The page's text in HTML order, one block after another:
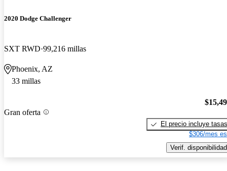
2020 Dodge Challenger
SXT RWD 99,216 millas
Phoenix, AZ
33 millas
Gran oferta
El precio incluye tasas
$306/mes
Verif. disponibilidad